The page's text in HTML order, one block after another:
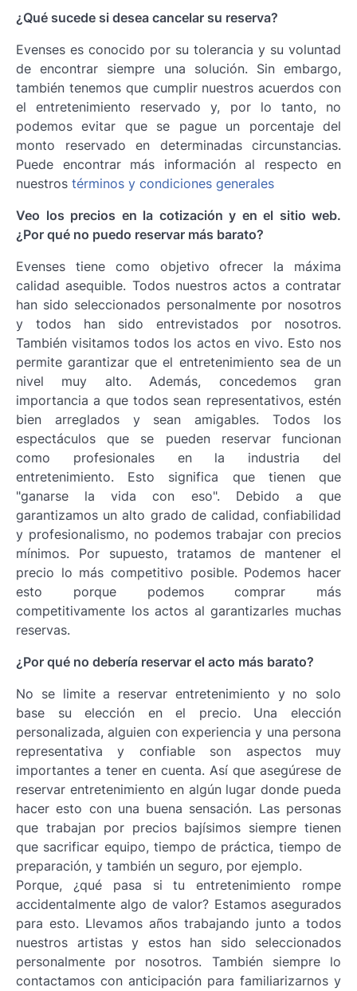
¿Qué sucede si desea cancelar su reserva?
Evenses es conocido por su tolerancia y su voluntad
de encontrar siempre una solución. Sin embargo,
también tenemos que cumplir nuestros acuerdos con
el entretenimiento reservado y, por lo tanto, no
podemos evitar que se pague un porcentaje del
monto reservado en determinadas circunstancias.
Puede encontrar más información al respecto en
nuestros términos y condiciones generales
Veo los precios en la cotización y en el sitio web.
¿Por qué no puedo reservar más barato?
Evenses tiene como objetivo ofrecer la máxima
calidad asequible. Todos nuestros actos a contratar
han sido seleccionados personalmente por nosotros
y todos han sido entrevistados por nosotros.
También visitamos todos los actos en vivo. Esto nos
permite garantizar que el entretenimiento sea de un
nivel muy alto. Además, concedemos gran
importancia a que todos sean representativos, estén
bien arreglados y sean amigables. Todos los
espectáculos que se pueden reservar funcionan
como profesionales en la industria del
entretenimiento. Esto significa que tienen que
"ganarse la vida con eso". Debido a que
garantizamos un alto grado de calidad, confiabilidad
y profesionalismo, no podemos trabajar con precios
mínimos. Por supuesto, tratamos de mantener el
precio lo más competitivo posible. Podemos hacer
esto porque podemos comprar más
competitivamente los actos al garantizarles muchas
reservas.
¿Por qué no debería reservar el acto más barato?
No se limite a reservar entretenimiento y no solo
base su elección en el precio. Una elección
personalizada, alguien con experiencia y una persona
representativa y confiable son aspectos muy
importantes a tener en cuenta. Así que asegúrese de
reservar entretenimiento en algún lugar donde pueda
hacer esto con una buena sensación. Las personas
que trabajan por precios bajísimos siempre tienen
que sacrificar equipo, tiempo de práctica, tiempo de
preparación, y también un seguro, por ejemplo.
Porque, ¿qué pasa si tu entretenimiento rompe
accidentalmente algo de valor? Estamos asegurados
para esto. Llevamos años trabajando junto a todos
nuestros artistas y estos han sido seleccionados
personalmente por nosotros. También siempre lo
contactamos con anticipación para familiarizarnos y